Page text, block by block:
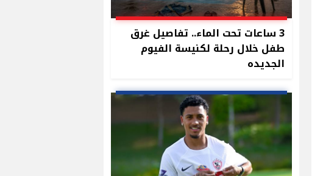
3 ساعات تحت الماء.. تفاصيل غرق
طفل خلال رحلة لكنيسة الفيوم
الجديده